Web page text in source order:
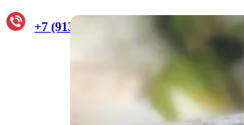
+7 (913) 922-33-38